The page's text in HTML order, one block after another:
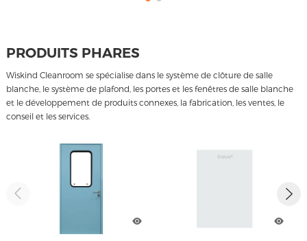
PRODUITS PHARES
Wiskind Cleanroom se spécialise dans le système de clôture de salle
blanche, le système de plafond, les portes et les fenêtres de salle blanche
et le développement de produits connexes, la fabrication, les ventes, le
conseil et les services.